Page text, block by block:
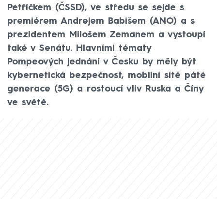
Petříčkem (ČSSD), ve středu se sejde s
premiérem Andrejem Babišem (ANO) a s
prezidentem Milošem Zemanem a vystoupí
také v Senátu. Hlavními tématy
Pompeových jednání v Česku by měly být
kybernetická bezpečnost, mobilní sítě páté
generace (5G) a rostoucí vliv Ruska a Číny
ve světě.